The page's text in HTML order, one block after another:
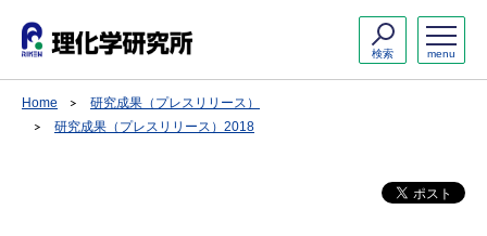
menu
検索
Home
研究成果（プレスリリース）
研究成果（プレスリリース）2018